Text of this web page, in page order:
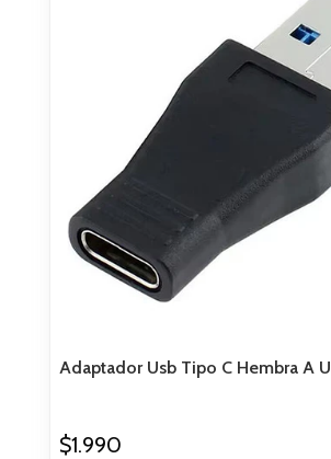
Adaptador Usb Tipo C Hembra A
$1.990